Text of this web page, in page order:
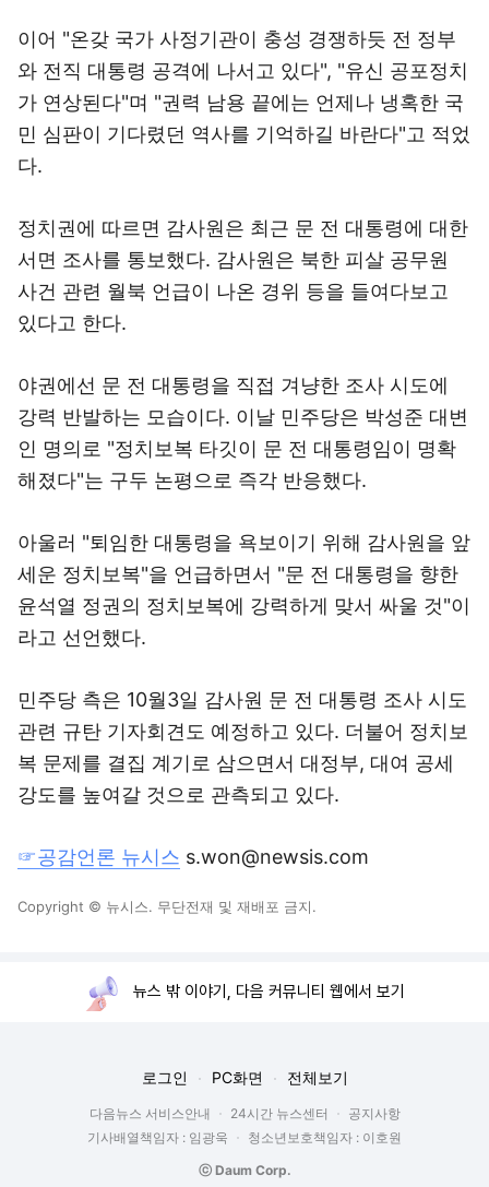
이어 "온갖 국가 사정기관이 충성 경쟁하듯 전 정부
와 전직 대통령 공격에 나서고 있다", "유신 공포정치
가 연상된다"며 "권력 남용 끝에는 언제나 냉혹한 국
민 심판이 기다렸던 역사를 기억하길 바란다"고 적었
다.
정치권에 따르면 감사원은 최근 문 전 대통령에 대한
서면 조사를 통보했다. 감사원은 북한 피살 공무원
사건 관련 월북 언급이 나온 경위 등을 들여다보고
있다고 한다.
야권에선 문 전 대통령을 직접 겨냥한 조사 시도에
강력 반발하는 모습이다. 이날 민주당은 박성준 대변
인 명의로 "정치보복 타깃이 문 전 대통령임이 명확
해졌다"는 구두 논평으로 즉각 반응했다.
아울러 "퇴임한 대통령을 욕보이기 위해 감사원을 앞
세운 정치보복"을 언급하면서 "문 전 대통령을 향한
윤석열 정권의 정치보복에 강력하게 맞서 싸울 것"이
라고 선언했다.
민주당 측은 10월3일 감사원 문 전 대통령 조사 시도
관련 규탄 기자회견도 예정하고 있다. 더불어 정치보
복 문제를 결집 계기로 삼으면서 대정부, 대여 공세
강도를 높여갈 것으로 관측되고 있다.
☞공감언론 뉴시스 s.won@newsis.com
Copyright © 뉴시스. 무단전재 및 재배포 금지.
뉴스 밖 이야기, 다음 커뮤니티 웹에서 보기
로그인 PC화면 전체보기
다음뉴스 서비스안내 24시간 뉴스센터
공지사항
기사배열책임자 : 임광욱
청소년보호책임자 : 이호원
ⓒ Daum Corp.